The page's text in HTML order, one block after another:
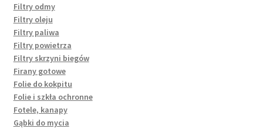
Filtry odmy
Filtry oleju
Filtry paliwa
Filtry powietrza
Filtry skrzyni biegów
Firany gotowe
Folie do kokpitu
Folie i szkła ochronne
Fotele, kanapy
Gąbki do mycia